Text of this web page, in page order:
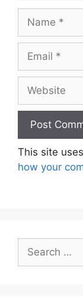
This site
how your